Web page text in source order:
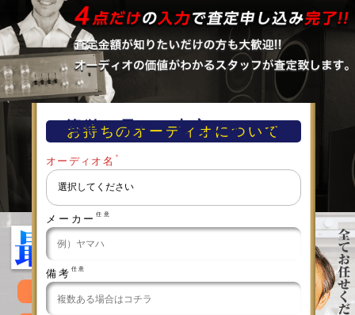
簡単！早い！査定フォーム
お持ちのオーディオについて
オーディオ名 ＊
メーカー 任意
備考 任意